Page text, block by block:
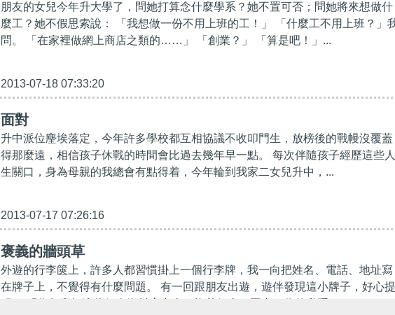
朋友的女兒今年升大學了，問她打算念什麼學系？她不置可否；問她將來想做什
麼工？她不假思索說： 「我想做一份不用上班的工！」 「什麼工不用上班？」
問。 「在家裡做網上商店之類的……」 「創業？」 「算是吧！」...
2013-07-18 07:33:20
面對
升中派位麈埃落定，今年許多學校都互相協議不收叩門生，放榜後的戰幔沒覆蓋
得那麼遠，相信孩子休戰的時間會比過去幾年早一點。 每次伴隨孩子經歷這些人
生關口，身為母親的我總會有點得着，今年輪到我家二女兒升中，...
2013-07-17 07:26:16
褒義的牆頭草
外遊的行李篋上，許多人都習慣掛上一個行李牌，我一向把姓名、電話、地址寫
在牌子上，不覺得有什麼問題。 有一回跟朋友出遊，遊伴發現這小牌子，好心提